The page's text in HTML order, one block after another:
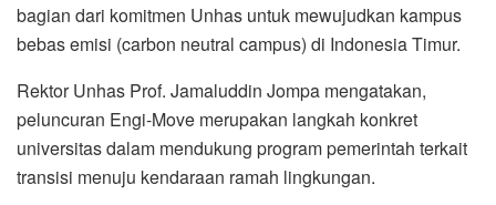
bagian dari komitmen Unhas untuk mewujudkan kampus
bebas emisi (carbon neutral campus) di Indonesia Timur.
Rektor Unhas Prof. Jamaluddin Jompa mengatakan,
peluncuran Engi-Move merupakan langkah konkret
universitas dalam mendukung program pemerintah terkait
transisi menuju kendaraan ramah lingkungan.